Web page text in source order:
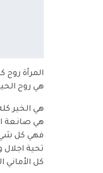
المرأة
هي روح
هي الخير
هي صانعة
فهي كل
تحية اجلال
كل